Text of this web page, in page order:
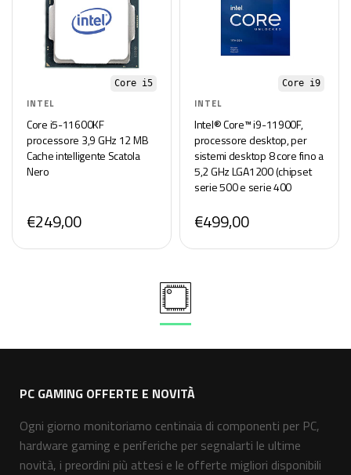
Core i5
INTEL
Core i5-11600KF
processore 3,9 GHz 12 MB
Cache intelligente Scatola
Nero
€249,00
Core i9
INTEL
Intel® Core™ i9-11900F,
processore desktop, per
sistemi desktop 8 core fino a
5,2 GHz LGA1200 (chipset
serie 500 e serie 400
€499,00
PC GAMING OFFERTE E NOVITÀ
Ogni giorno monitoriamo centinaia di componenti per PC,
hardware gaming e periferiche per segnalarti le ultime
novità, i preordini più attesi e le offerte migliori disponibili